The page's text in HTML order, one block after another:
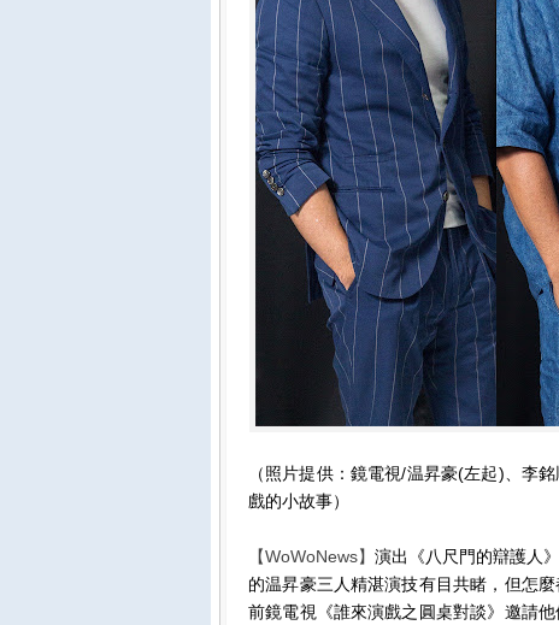
（照片提供：鏡電視/温昇豪(左起)、李
戲的小故事）
【WoWoNews】 演出《八尺門的辯護人
的温昇豪三人精湛演技有目共睹，但怎
前鏡電視《誰來演戲之圓桌對談》邀請